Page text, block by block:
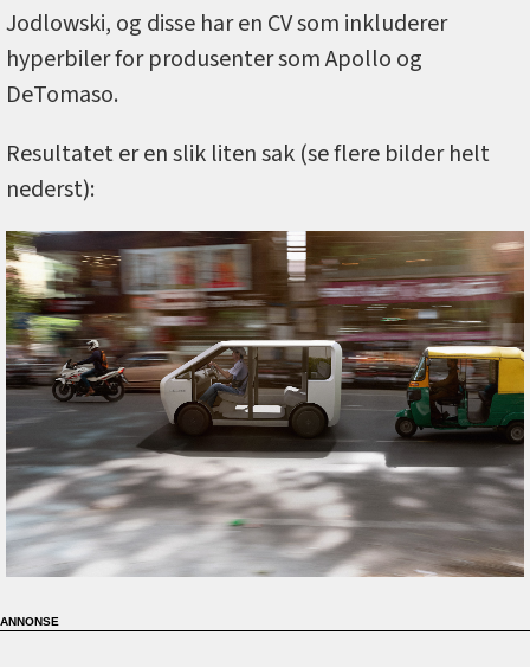
Jodlowski, og disse har en CV som inkluderer
hyperbiler for produsenter som Apollo og
DeTomaso.
Resultatet er en slik liten sak (se flere bilder helt
nederst):